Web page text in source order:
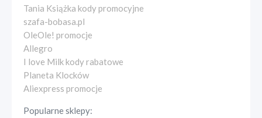
Tania Książka kody promocyjne
szafa-bobasa.pl
OleOle! promocje
Allegro
I love Milk kody rabatowe
Planeta Klocków
Aliexpress promocje
Popularne sklepy: